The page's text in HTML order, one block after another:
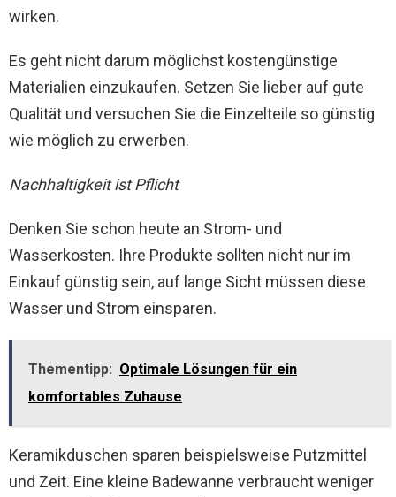
wirken.
Es geht nicht darum möglichst kostengünstige
Materialien einzukaufen. Setzen Sie lieber auf gute
Qualität und versuchen Sie die Einzelteile so günstig
wie möglich zu erwerben.
Nachhaltigkeit ist Pflicht
Denken Sie schon heute an Strom- und
Wasserkosten. Ihre Produkte sollten nicht nur im
Einkauf günstig sein, auf lange Sicht müssen diese
Wasser und Strom einsparen.
Thementipp: Optimale Lösungen für ein
komfortables Zuhause
Keramikduschen sparen beispielsweise Putzmittel
und Zeit. Eine kleine Badewanne verbraucht weniger